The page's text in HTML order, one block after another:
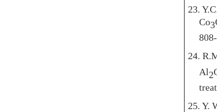
23.
Co3
24.
Al2
25. Y.